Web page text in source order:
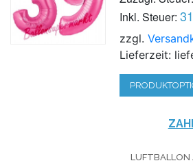
Inkl. Steuer:
zzgl.
Lieferzeit:
LUFTBALLON